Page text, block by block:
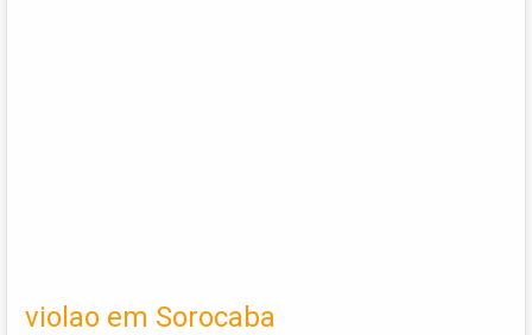
violao em Sorocaba